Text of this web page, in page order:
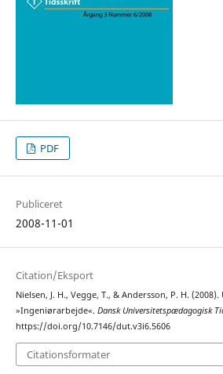
PDF
Publiceret
2008-11-01
Citation/Eksport
Nielsen, J. H., Vegge, T., & Andersson, P. H.
»Ingeniørarbejde«. Dansk Universitetspædagogisk
https://doi.org/10.7146/dut.v3i6.5606
Citationsformater